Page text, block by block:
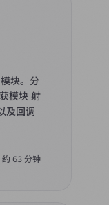
块。分
模块 射
及回调
约 63分钟